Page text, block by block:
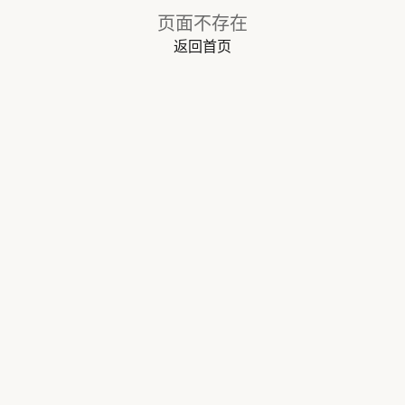
页面不存在
返回首页